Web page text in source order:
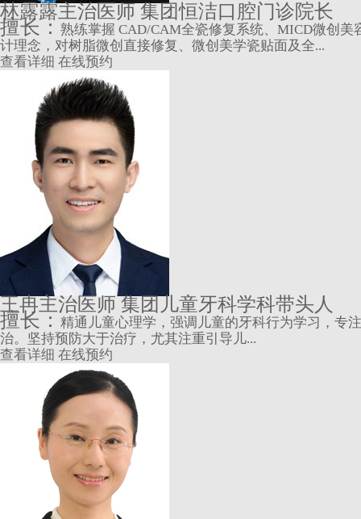
林露露主治医师 集团恒洁口腔门诊院长
擅长： 熟练掌握 CAD/CAM全瓷修复系统、MICD微创美
计理念，对树脂微创直接修复、微创美学瓷贴面及全...
查看详细 在线预约
王冉主治医师 集团儿童牙科学科带头人
擅长：精通儿童心理学，强调儿童的牙科行为学习，专
治。坚持预防大于治疗，尤其注重引导儿...
查看详细 在线预约